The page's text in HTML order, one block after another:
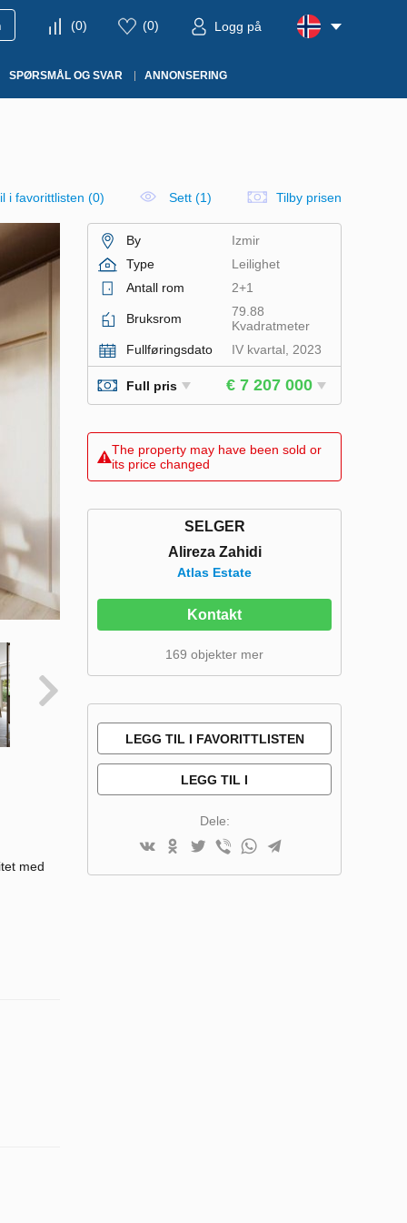
(0) (0) Logg på
SPØRSMÅL OG SVAR ANNONSERING
i favorittlisten (0) Sett (1) Tilby prisen
med
By
Izmir
Type
Leilighet
Antall rom
2+1
Bruksrom
79.88
Kvadratmeter
Fullføringsdato
IV kvartal, 2023
Full pris € 7 207 000
The property may have been sold or
its price changed
SELGER
Alireza Zahidi
Atlas Estate
Kontakt
169 objekter mer
LEGG TIL I FAVORITTLISTEN
LEGG TIL I
Dele: